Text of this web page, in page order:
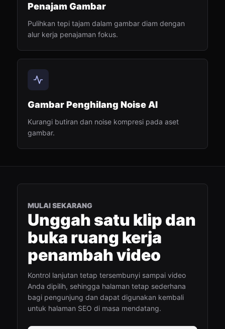
Penajam Gambar
Pulihkan tepi tajam dalam gambar diam dengan
alur kerja penajaman fokus.
Gambar Penghilang Noise AI
Kurangi butiran dan noise kompresi pada aset
gambar.
MULAI SEKARANG
Unggah satu klip dan
buka ruang kerja
penambah video
Kontrol lanjutan tetap tersembunyi sampai video
Anda dipilih, sehingga halaman tetap sederhana
bagi pengunjung dan dapat digunakan kembali
untuk halaman SEO di masa mendatang.